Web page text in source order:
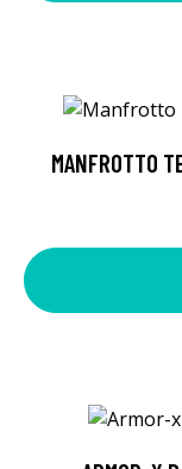
MANFROTTO